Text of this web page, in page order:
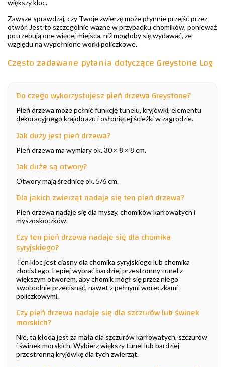
większy kloc.
Zawsze sprawdzaj, czy Twoje zwierzę może płynnie przejść przez
otwór. Jest to szczególnie ważne w przypadku chomików, ponieważ
potrzebują one więcej miejsca, niż mogłoby się wydawać, ze
względu na wypełnione worki policzkowe.
Często zadawane pytania dotyczące Greystone Log
Do czego wykorzystujesz pień drzewa Greystone?
Pień drzewa może pełnić funkcję tunelu, kryjówki, elementu
dekoracyjnego krajobrazu i osłoniętej ścieżki w zagrodzie.
Jak duży jest pień drzewa?
Pień drzewa ma wymiary ok. 30 × 8 × 8 cm.
Jak duże są otwory?
Otwory mają średnicę ok. 5/6 cm.
Dla jakich zwierząt nadaje się ten pień drzewa?
Pień drzewa nadaje się dla myszy, chomików karłowatych i
myszoskoczków.
Czy ten pień drzewa nadaje się dla chomika
syryjskiego?
Ten kloc jest ciasny dla chomika syryjskiego lub chomika
złocistego. Lepiej wybrać bardziej przestronny tunel z
większym otworem, aby chomik mógł się przez niego
swobodnie przecisnąć, nawet z pełnymi woreczkami
policzkowymi.
Czy pień drzewa nadaje się dla szczurów lub świnek
morskich?
Nie, ta kłoda jest za mała dla szczurów karłowatych, szczurów
i świnek morskich. Wybierz większy tunel lub bardziej
przestronną kryjówkę dla tych zwierząt.